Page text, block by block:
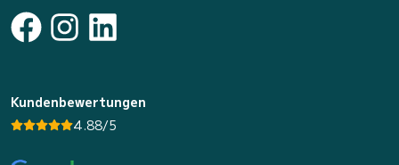
Kundenbewertungen
4.88/5